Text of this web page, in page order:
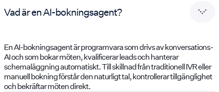
Vad är en AI-bokningsagent?
En AI-bokningsagent är programvara som drivs av konversations-
AI och som bokar möten, kvalificerar leads och hanterar
schemaläggning automatiskt. Till skillnad från traditionell IVR eller
manuell bokning förstår den naturligt tal, kontrollerar tillgänglighet
och bekräftar möten direkt.